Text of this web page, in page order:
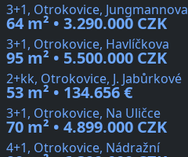
3+1, Otrokovice, Jungmannova
64 m² • 3.290.000 CZK
3+1, Otrokovice, Havlíčkova
95 m² • 5.500.000 CZK
2+kk, Otrokovice, J. Jabůrkové
53 m² • 134.656 €
3+1, Otrokovice, Na Uličce
70 m² • 4.899.000 CZK
4+1, Otrokovice, Nádražní